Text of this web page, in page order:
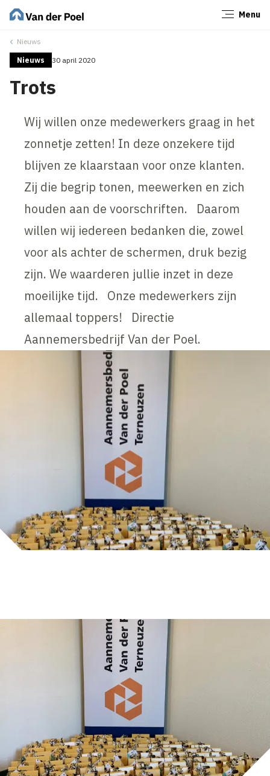
Menu
Nieuws
Nieuws 30 april 2020
Trots
Wij willen onze medewerkers graag in het
zonnetje zetten! In deze onzekere tijd
blijven ze klaarstaan voor onze klanten.
Zij die begrip tonen, meewerken en zich
houden aan de voorschriften. Daarom
willen wij iedereen bedanken die, zowel
voor als achter de schermen, druk bezig
zijn. We waarderen jullie inzet in deze
moeilijke tijd. Onze medewerkers zijn
allemaal toppers! Directie
Aannemersbedrijf Van der Poel.
Sluiten